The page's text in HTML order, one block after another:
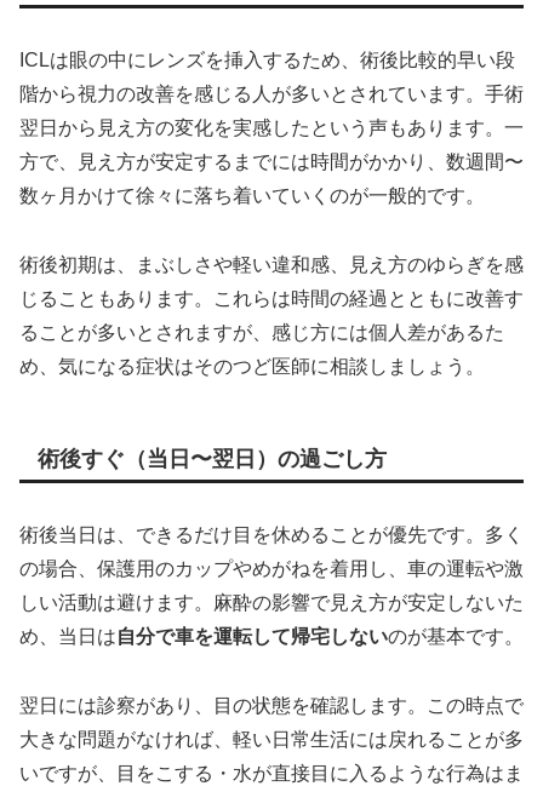
ICLは眼の中にレンズを挿入するため、術後比較的早い段
階から視力の改善を感じる人が多いとされています。手術
翌日から見え方の変化を実感したという声もあります。一
方で、見え方が安定するまでには時間がかかり、数週間〜
数ヶ月かけて徐々に落ち着いていくのが一般的です。
術後初期は、まぶしさや軽い違和感、見え方のゆらぎを感
じることもあります。これらは時間の経過とともに改善す
ることが多いとされますが、感じ方には個人差があるた
め、気になる症状はそのつど医師に相談しましょう。
術後すぐ（当日〜翌日）の過ごし方
術後当日は、できるだけ目を休めることが優先です。多く
の場合、保護用のカップやめがねを着用し、車の運転や激
しい活動は避けます。麻酔の影響で見え方が安定しないた
め、当日は自分で車を運転して帰宅しないのが基本です。
翌日には診察があり、目の状態を確認します。この時点で
大きな問題がなければ、軽い日常生活には戻れることが多
いですが、目をこする・水が直接目に入るような行為はま